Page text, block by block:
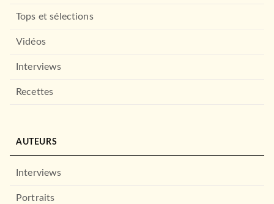
Tops et sélections
Vidéos
Interviews
Recettes
AUTEURS
Interviews
Portraits